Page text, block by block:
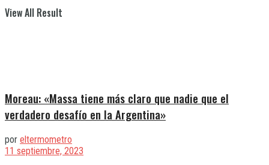
View All Result
Moreau: «Massa tiene más claro que nadie que el
verdadero desafío en la Argentina»
por eltermometro
11 septiembre, 2023